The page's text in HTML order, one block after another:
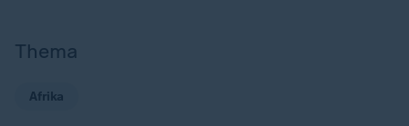
Thema
Afrika